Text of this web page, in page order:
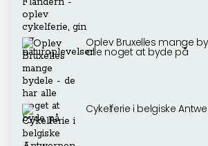
Oplev Bruxelles mange
alle noget at byde på
Cykelferie i belgiske